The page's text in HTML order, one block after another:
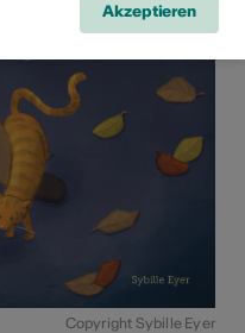
Copyright Sybille Eyer
Akzeptieren